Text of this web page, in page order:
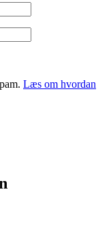
Læs om hvordan